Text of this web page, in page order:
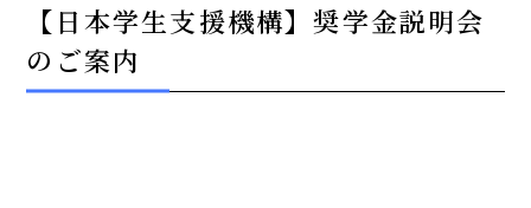
【日本学生支援機構】奨学金説明会
のご案内